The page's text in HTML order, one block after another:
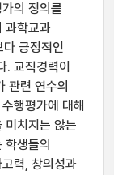
의 정의를
과학교과
긍정적인
. 교직경력이
관련 연수의
행평가에 대해
미치지는 않는
생들의
력, 창의성과